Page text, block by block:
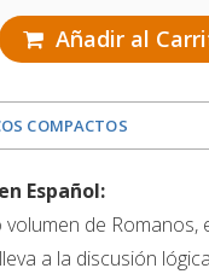
Añadir al
COMPACTOS
Español:
volumen de Romanos,
a la discusión